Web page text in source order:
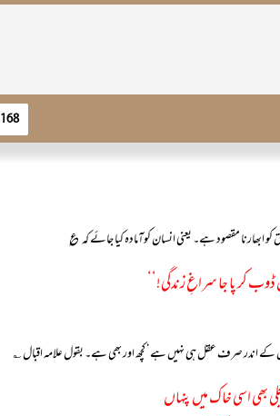
168 /
ابھارنا مقصود ہے۔ یعنی انسان کوآمادہ کیا جائے کہ ؏
کر پا جا سراغِ زندگی!‘‘
کے اندر صرف عقل ہی نہیں ہے‘ کچھ اور بھی ہے۔ بقول علامہ اقبال ؎
بھی اسی خاک میں پنہاں